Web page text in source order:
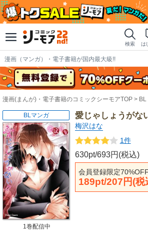
検索 は
漫画（マンガ）・電子書籍が国内最大級!!
漫画(まんが)・電子書籍のコミックシーモアTOP
愛じゃしょうがな
梅沢はな
1件
630pt/693円(税込)
会員登録限定
189pt/207円(税
BLマンガ
1巻配信中